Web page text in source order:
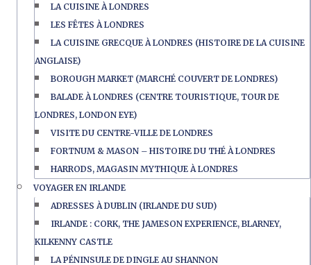
LA CUISINE À LONDRES
LES FÊTES À LONDRES
LA CUISINE GRECQUE À LONDRES (HISTOIRE DE LA CUISINE
ANGLAISE)
BOROUGH MARKET (MARCHÉ COUVERT DE LONDRES)
BALADE À LONDRES (CENTRE TOURISTIQUE, TOUR DE
LONDRES, LONDON EYE)
VISITE DU CENTRE-VILLE DE LONDRES
FORTNUM & MASON – HISTOIRE DU THÉ À LONDRES
HARRODS, MAGASIN MYTHIQUE À LONDRES
VOYAGER EN IRLANDE
ADRESSES À DUBLIN (IRLANDE DU SUD)
IRLANDE : CORK, THE JAMESON EXPERIENCE, BLARNEY,
KILKENNY CASTLE
LA PÉNINSULE DE DINGLE AU SHANNON